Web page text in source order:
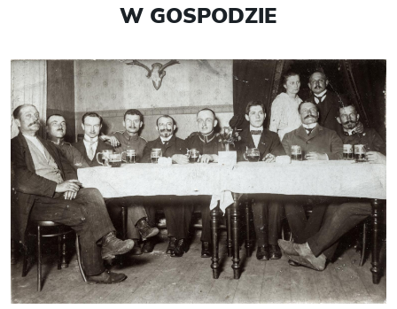
W GOSPODZIE